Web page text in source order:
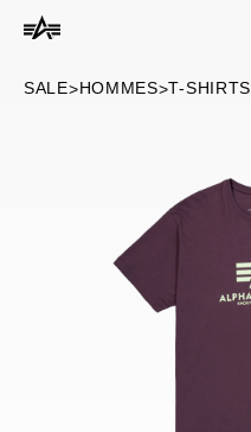
principal
SALE>HOMMES>T-SHIRTS